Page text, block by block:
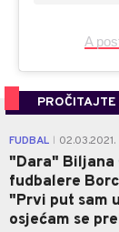
A
FUDBAL 02.03.2021.
"Dara" Biljana
fudbalere
"Prvi put sam
osjećam se